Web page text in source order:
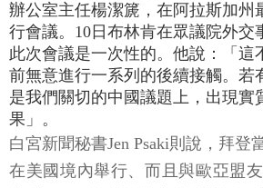
辦公室主任楊潔篪，在阿拉斯加州
行會議。10日布林肯在眾議院外交
此次會議是一次性的。他說：「這
前無意進行一系列的後續接觸。若
是我們關切的中國議題上，出現實
果」。
白宮新聞秘書Jen Psaki則說，拜登
在美國境內舉行、而且與歐亞盟